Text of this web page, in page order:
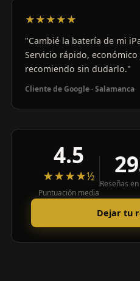
★★★★★
"Cambié la batería de mi
Servicio rápido,
recomiendo sin dudarlo."
Cliente de Google · Salamanca
4.5
★★★★½
Puntuación media
Reseñas
Dejar tu